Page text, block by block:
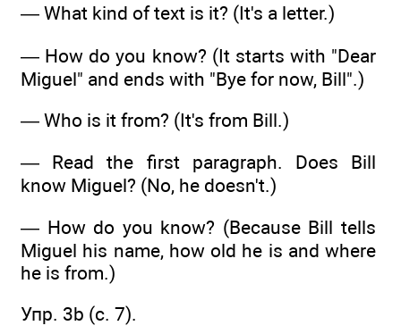
— What kind of text is it? (It's a letter.)
— How do you know? (It starts with "Dear
Miguel" and ends with "Bye for now, Bill".)
— Who is it from? (It's from Bill.)
— Read the first paragraph. Does Bill
know Miguel? (No, he doesn't.)
— How do you know? (Because Bill tells
Miguel his name, how old he is and where
he is from.)
Упр. 3b (c. 7).